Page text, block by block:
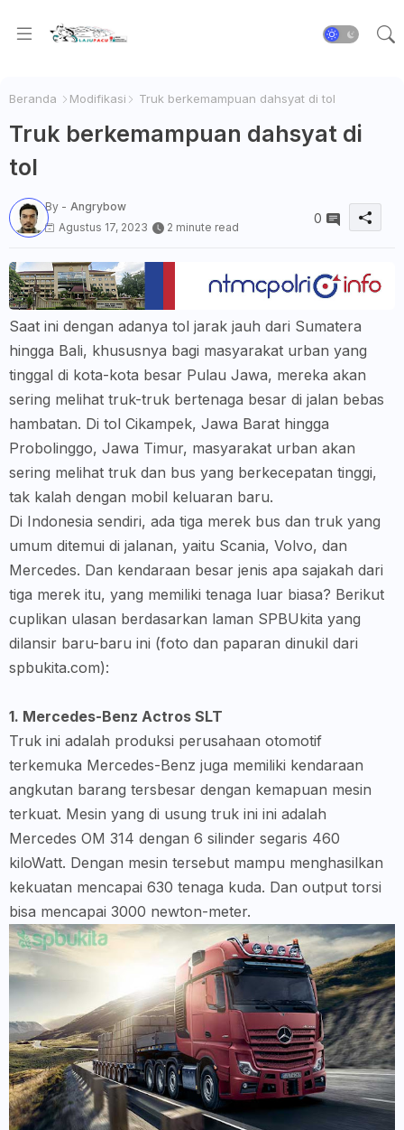
Beranda Modifikasi Truk berkemampuan dahsyat di tol
Truk berkemampuan dahsyat di
tol
By - Angrybow
Agustus 17, 2023
2 minute read
0
Saat ini dengan adanya tol jarak jauh dari Sumatera
hingga Bali, khususnya bagi masyarakat urban yang
tinggal di kota-kota besar Pulau Jawa, mereka akan
sering melihat truk-truk bertenaga besar di jalan bebas
hambatan. Di tol Cikampek, Jawa Barat hingga
Probolinggo, Jawa Timur, masyarakat urban akan
sering melihat truk dan bus yang berkecepatan tinggi,
tak kalah dengan mobil keluaran baru.
Di Indonesia sendiri, ada tiga merek bus dan truk yang
umum ditemui di jalanan, yaitu Scania, Volvo, dan
Mercedes. Dan kendaraan besar jenis apa sajakah dari
tiga merek itu, yang memiliki tenaga luar biasa? Berikut
cuplikan ulasan berdasarkan laman SPBUkita yang
dilansir baru-baru ini (foto dan paparan dinukil dari
spbukita.com):
1. Mercedes-Benz Actros SLT
Truk ini adalah produksi perusahaan otomotif
terkemuka Mercedes-Benz juga memiliki kendaraan
angkutan barang tersbesar dengan kemapuan mesin
terkuat. Mesin yang di usung truk ini ini adalah
Mercedes OM 314 dengan 6 silinder segaris 460
kiloWatt. Dengan mesin tersebut mampu menghasilkan
kekuatan mencapai 630 tenaga kuda. Dan output torsi
bisa mencapai 3000 newton-meter.